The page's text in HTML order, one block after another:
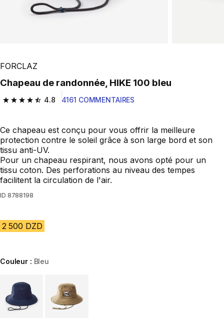
FORCLAZ
Chapeau de randonnée, HIKE 100 bleu
4.8
4.8 out of 5 stars from 4161 reviews
4161 COMMENTAIRES
Ce chapeau est conçu pour vous offrir la meilleure
protection contre le soleil grâce à son large bord et son
tissu anti-UV.
Pour un chapeau respirant, nous avons opté pour un
tissu coton. Des perforations au niveau des tempes
facilitent la circulation de l'air.
ID 8788198
2 500 DZD
Couleur : Bleu
Choose a variant